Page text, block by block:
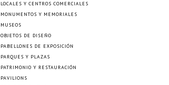
LOCALES Y CENTROS COMERCIALES
MONUMENTOS Y MEMORIALES
MUSEOS
OBJETOS DE DISEÑO
PABELLONES DE EXPOSICIÓN
PARQUES Y PLAZAS
PATRIMONIO Y RESTAURACIÓN
PAVILIONS